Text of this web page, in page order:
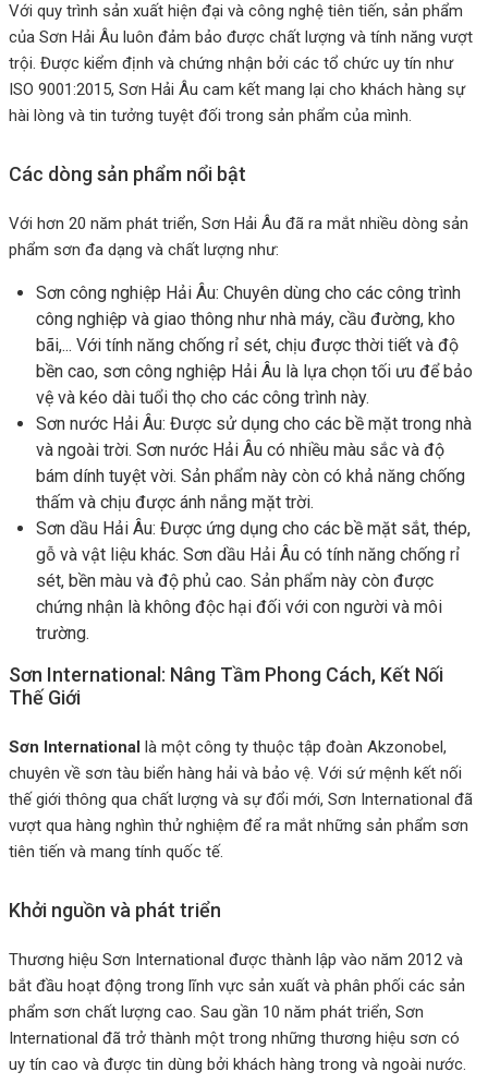
Với quy trình sản xuất hiện đại và công nghệ tiên tiến, sản phẩm
của Sơn Hải Âu luôn đảm bảo được chất lượng và tính năng vượt
trội. Được kiểm định và chứng nhận bởi các tổ chức uy tín như
ISO 9001:2015, Sơn Hải Âu cam kết mang lại cho khách hàng sự
hài lòng và tin tưởng tuyệt đối trong sản phẩm của mình.
Các dòng sản phẩm nổi bật
Với hơn 20 năm phát triển, Sơn Hải Âu đã ra mắt nhiều dòng sản
phẩm sơn đa dạng và chất lượng như:
Sơn công nghiệp Hải Âu: Chuyên dùng cho các công trình
công nghiệp và giao thông như nhà máy, cầu đường, kho
bãi,... Với tính năng chống rỉ sét, chịu được thời tiết và độ
bền cao, sơn công nghiệp Hải Âu là lựa chọn tối ưu để bảo
vệ và kéo dài tuổi thọ cho các công trình này.
Sơn nước Hải Âu: Được sử dụng cho các bề mặt trong nhà
và ngoài trời. Sơn nước Hải Âu có nhiều màu sắc và độ
bám dính tuyệt vời. Sản phẩm này còn có khả năng chống
thấm và chịu được ánh nắng mặt trời.
Sơn dầu Hải Âu: Được ứng dụng cho các bề mặt sắt, thép,
gỗ và vật liệu khác. Sơn dầu Hải Âu có tính năng chống rỉ
sét, bền màu và độ phủ cao. Sản phẩm này còn được
chứng nhận là không độc hại đối với con người và môi
trường.
Sơn International: Nâng Tầm Phong Cách, Kết Nối
Thế Giới
Sơn International là một công ty thuộc tập đoàn Akzonobel,
chuyên về sơn tàu biển hàng hải và bảo vệ. Với sứ mệnh kết nối
thế giới thông qua chất lượng và sự đổi mới, Sơn International đã
vượt qua hàng nghìn thử nghiệm để ra mắt những sản phẩm sơn
tiên tiến và mang tính quốc tế.
Khởi nguồn và phát triển
Thương hiệu Sơn International được thành lập vào năm 2012 và
bắt đầu hoạt động trong lĩnh vực sản xuất và phân phối các sản
phẩm sơn chất lượng cao. Sau gần 10 năm phát triển, Sơn
International đã trở thành một trong những thương hiệu sơn có
uy tín cao và được tin dùng bởi khách hàng trong và ngoài nước.